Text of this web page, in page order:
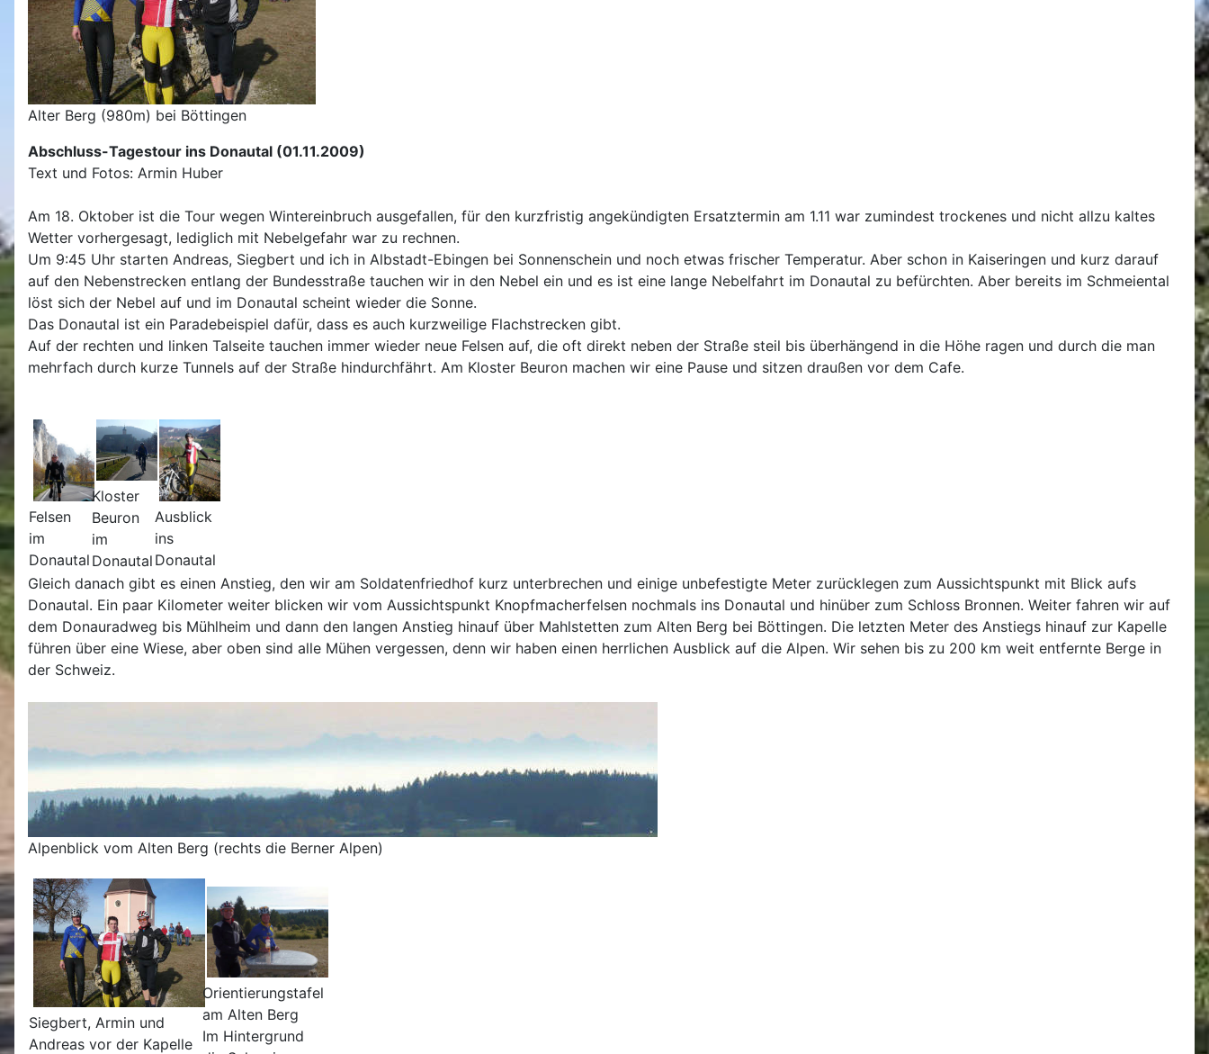
Alter Berg (980m) bei Böttingen
Abschluss-Tagestour ins Donautal (01.11.2009)
Text und Fotos: Armin Huber
Am 18. Oktober ist die Tour wegen Wintereinbruch ausgefallen, für den kurzfristig angekündigten Ersatztermin am 1.11 war zumindest trockenes und nicht allzu kaltes
Wetter vorhergesagt, lediglich mit Nebelgefahr war zu rechnen.
Um 9:45 Uhr starten Andreas, Siegbert und ich in Albstadt-Ebingen bei Sonnenschein und noch etwas frischer Temperatur. Aber schon in Kaiseringen und kurz darauf
auf den Nebenstrecken entlang der Bundesstraße tauchen wir in den Nebel ein und es ist eine lange Nebelfahrt im Donautal zu befürchten. Aber bereits im Schmeiental
löst sich der Nebel auf und im Donautal scheint wieder die Sonne.
Das Donautal ist ein Paradebeispiel dafür, dass es auch kurzweilige Flachstrecken gibt.
Auf der rechten und linken Talseite tauchen immer wieder neue Felsen auf, die oft direkt neben der Straße steil bis überhängend in die Höhe ragen und durch die man
mehrfach durch kurze Tunnels auf der Straße hindurchfährt. Am Kloster Beuron machen wir eine Pause und sitzen draußen vor dem Cafe.
Felsen
im
Donautal
Kloster
Beuron
im
Donautal
Ausblick
ins
Donautal
Gleich danach gibt es einen Anstieg, den wir am Soldatenfriedhof kurz unterbrechen und einige unbefestigte Meter zurücklegen zum Aussichtspunkt mit Blick aufs
Donautal. Ein paar Kilometer weiter blicken wir vom Aussichtspunkt Knopfmacherfelsen nochmals ins Donautal und hinüber zum Schloss Bronnen. Weiter fahren wir auf
dem Donauradweg bis Mühlheim und dann den langen Anstieg hinauf über Mahlstetten zum Alten Berg bei Böttingen. Die letzten Meter des Anstiegs hinauf zur Kapelle
führen über eine Wiese, aber oben sind alle Mühen vergessen, denn wir haben einen herrlichen Ausblick auf die Alpen. Wir sehen bis zu 200 km weit entfernte Berge in
der Schweiz.
Alpenblick vom Alten Berg (rechts die Berner Alpen)
Siegbert, Armin und
Andreas vor der Kapelle
Orientierungstafel
am Alten Berg
Im Hintergrund